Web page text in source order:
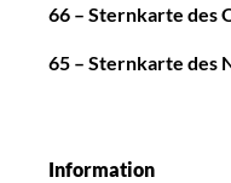
66 – Sternkarte des
65 – Sternkarte des
Information